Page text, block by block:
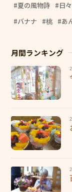
夏の風物詩
日
バナナ
桃 あ
月間ランキング